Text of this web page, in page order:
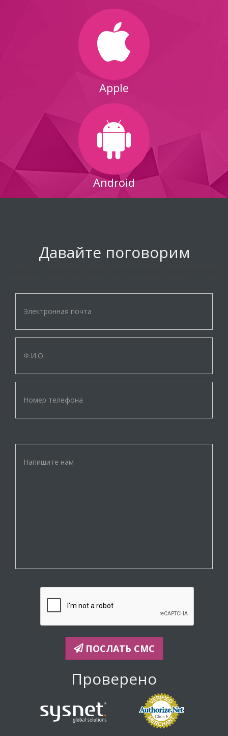
Apple
Android
Давайте поговорим
ПОСЛАТЬ СМС
Проверено